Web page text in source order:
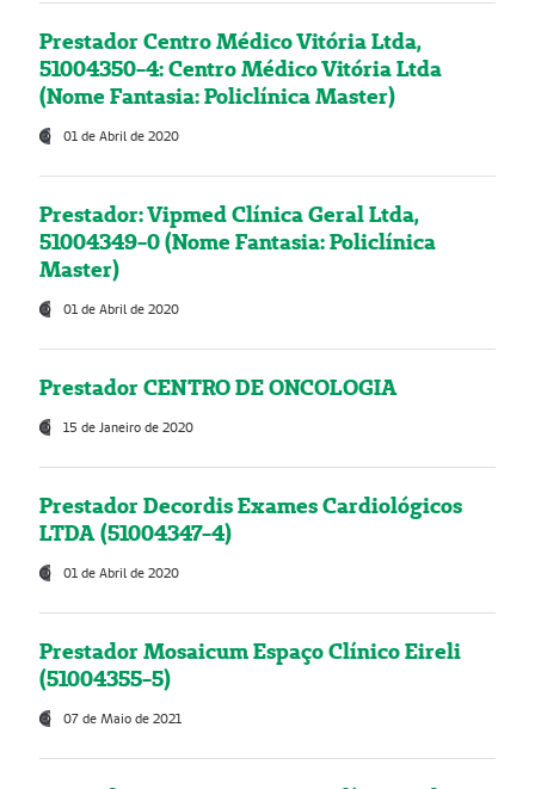
Prestador Centro Médico Vitória Ltda,
51004350-4: Centro Médico Vitória Ltda
(Nome Fantasia: Policlínica Master)
01 de Abril de 2020
Prestador: Vipmed Clínica Geral Ltda,
51004349-0 (Nome Fantasia: Policlínica
Master)
01 de Abril de 2020
Prestador CENTRO DE ONCOLOGIA
15 de Janeiro de 2020
Prestador Decordis Exames Cardiológicos
LTDA (51004347-4)
01 de Abril de 2020
Prestador Mosaicum Espaço Clínico Eireli
(51004355-5)
07 de Maio de 2021